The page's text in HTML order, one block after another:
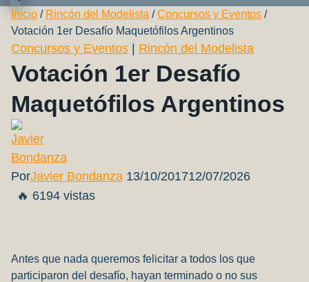
Inicio / Rincón del Modelista / Concursos y Eventos /
Votación 1er Desafío Maquetófilos Argentinos
Concursos y Eventos Rincón del Modelista
Votación 1er Desafío
Maquetófilos Argentinos
PorJavier Bondanza 13/10/201712/07/2026
🔥 6194 vistas
Antes que nada queremos felicitar a todos los que
participaron del desafío, hayan terminado o no sus